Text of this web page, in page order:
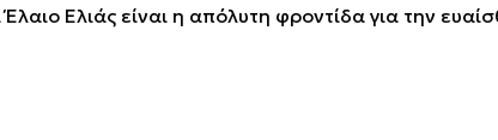
Ελιάς είναι η απόλυτη φροντίδα για την